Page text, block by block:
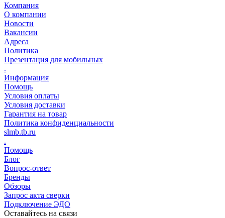
Компания
О компании
Новости
Вакансии
Адреса
Политика
Презентация для мобильных
.
Информация
Помощь
Условия оплаты
Условия доставки
Гарантия на товар
Политика конфиденциальности
slmb.tb.ru
.
Помощь
Блог
Вопрос-ответ
Бренды
Обзоры
Запрос акта сверки
Подключение ЭДО
Оставайтесь на связи